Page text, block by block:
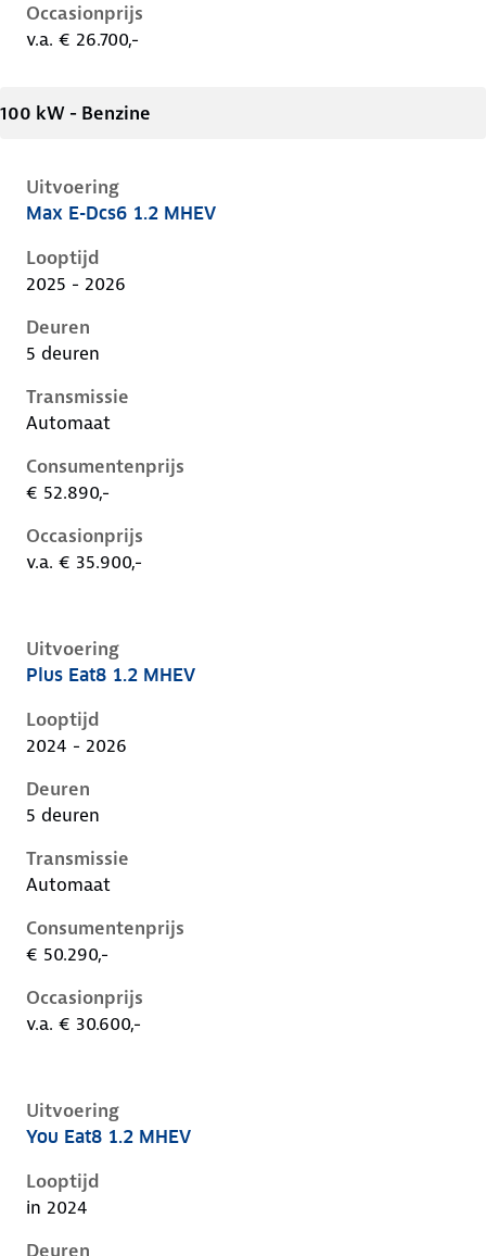
Occasionprijs
v.a. € 26.700,-
100 kW - Benzine
Uitvoering
Citroen C5 X i, 1.2 mhev, 100 kW, Benzine, 5 deuren
Max E-Dcs6 1.2 MHEV
Looptijd
2025 - 2026
Deuren
5 deuren
Transmissie
Automaat
Consumentenprijs
€ 52.890,-
Occasionprijs
v.a. € 35.900,-
Uitvoering
Citroen C5 X i, 1.2 mhev, 100 kW, Benzine, 5 deuren
Plus Eat8 1.2 MHEV
Looptijd
2024 - 2026
Deuren
5 deuren
Transmissie
Automaat
Consumentenprijs
€ 50.290,-
Occasionprijs
v.a. € 30.600,-
Uitvoering
Citroen C5 X i, 1.2 mhev, 100 kW, Benzine, 5 deuren
You Eat8 1.2 MHEV
Looptijd
in 2024
Deuren